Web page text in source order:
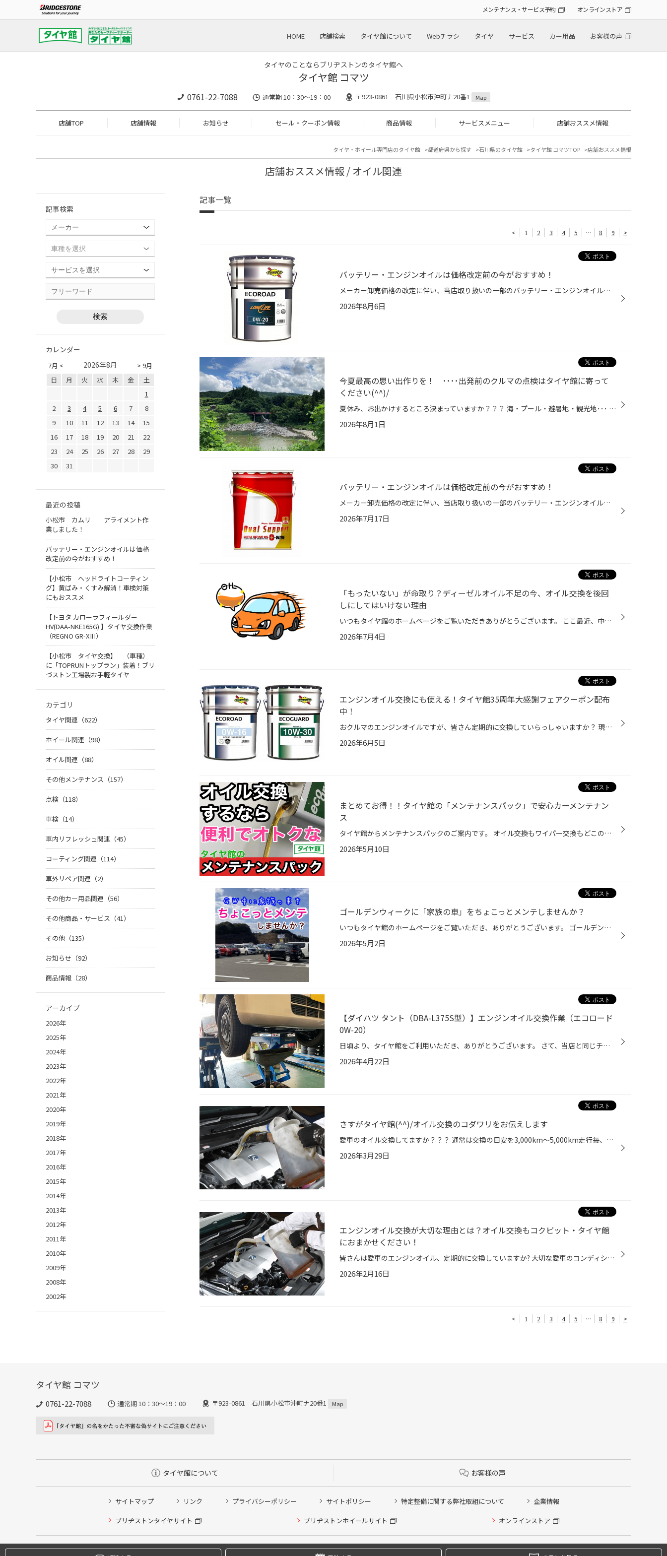
メンテナンス・サービス予約 オンラインストア
HOME 店舗検索 タイヤ館について Webチラシ タイヤ サービス カー用品 お客様の声
タイヤのことならブリヂストンのタイヤ館へ
タイヤ館 コマツ
0761-22-7088 通常期 10：30～19：00 〒923-0861 石川県小松市沖町ナ20番1 Map
店舗TOP 店舗情報 お知らせ セール・クーポン情報 商品情報 サービスメニュー 店舗おススメ情報
タイヤ・ホイール専門店のタイヤ館 都道府県から探す 石川県のタイヤ館 タイヤ館 コマツTOP 店舗おススメ情報
店舗おススメ情報 / オイル関連
記事一覧
< 1 2 3 4 5 … 8 9 >
バッテリー・エンジンオイルは価格改定前の今がおすすめ！
メーカー卸売価格の改定に伴い、当店取り扱いの一部のバッテリー・エンジンオイルの価格改定を 9/1より随時実施させていただきます。 現状の価格改定前の価格での対応については、各製品の値上がり前日までの作業実施が対象となっております。 夏休みでお出かけ予定の方や車検に向けて、そろそろ交...
2026年8月6日
今夏最高の思い出作りを！ ････出発前のクルマの点検はタイヤ館に寄って
ください(^^)/
夏休み、お出かけするところ決まっていますか？？？ 海・プール・避暑地・観光地･･･ 考えただけでワクワクが止まらないですよね(^^)/ お客様に教えていただいたオススメ観光地をピックアップしてみました。 東から 静岡県伊豆地方 白浜海岸 夏といえば「海」ですよね！？ 静岡県からは全国的にも人...
2026年8月1日
バッテリー・エンジンオイルは価格改定前の今がおすすめ！
メーカー卸売価格の改定に伴い、当店取り扱いの一部のバッテリー・エンジンオイルの価格改定を 8/1より随時実施させていただきます。 現状の価格改定前の価格での対応については、各製品の値上がり前日までの作業実施が対象となっております。 夏休みでお出かけ予定の方やそろそろ交換時期を迎えて...
2026年7月17日
「もったいない」が命取り？ディーゼルオイル不足の今、オイル交換を後回
しにしてはいけない理由
いつもタイヤ館のホームページをご覧いただきありがとうございます。 ここ最近、中東情勢の影響でエンジンオイルの供給が不足しているのはご存知でしょうか！？ 今までエンジンオイルの入荷は2～3日で入荷しておりましたが、現在は納期未定のオイルなどもございます。 そこで今回はタイヤ館からのア...
2026年7月4日
エンジンオイル交換にも使える！タイヤ館35周年大感謝フェアクーポン配布
中！
おクルマのエンジンオイルですが、皆さん定期的に交換していらっしゃいますか？ 現在、コクピット・タイヤ館では6/21(日)まで、タイヤ館35周年の大感謝キャンペーンを開催中です。 期間中にエンジンオイルなどのメンテナンス商品が10％OFFになるクーポンやウォッシャー液の 無料補充チケットなど、...
2026年6月5日
まとめてお得！！タイヤ館の「メンテナンスパック」で安心カーメンテナン
ス
タイヤ館からメンテナンスパックのご案内です。 オイル交換もワイパー交換もどこのお店にしようかな... お悩みのみなさま、ぜひ、タイヤ館をご利用ください！ タイヤ館では、カーメンテナンスをまとめてお得に交換できる「タイヤ館のメンテナンスパック」があります。 タイヤ館のメンテナンスパック...
2026年5月10日
ゴールデンウィークに「家族の車」をちょこっとメンテしませんか？
いつもタイヤ館のホームページをご覧いただき、ありがとうございます。 ゴールデンウィーク、皆さんはどのようにお過ごしですか？この連休で、久しぶりに帰省されている方もいらっしゃるのではないでしょうか？連休は、久しぶりに家族が集まる大切な時間。そんな中で、ふと気になるのが「家族の車の...
2026年5月2日
【ダイハツ タント（DBA-L375S型）】エンジンオイル交換作業（エコロード
0W-20）
日頃より、タイヤ館をご利用いただき、ありがとうございます。 さて、当店と同じチェーン店の近隣タイヤ館店舗で作業いたしましたエンジンオイル交換を ご紹介します。 （WEB掲載をご快諾いただきましたお客様！大変感謝しております。 いつもご愛顧いただき誠にありがとうございます！！） おクル...
2026年4月22日
さすがタイヤ館(^^)/オイル交換のコダワリをお伝えします
愛車のオイル交換してますか？？？ 通常は交換の目安を3,000km～5,000km走行毎、もしくは3ヶ月～6ヶ月にておすすめしています。 また、悪路や山道での運転が多かったり、年間走行距離が20,000km以上の場合、 さらには1回の走行が8km以下と短くその割合が全体の3割以上となる場合などを 「シビアコン...
2026年3月29日
エンジンオイル交換が大切な理由とは？オイル交換もコクピット・タイヤ館
におまかせください！
皆さんは愛車のエンジンオイル、定期的に交換していますか? 大切な愛車のコンディションを保つだけではなく、楽しく安全にドライブするためには 定期的なエンジンオイル交換はとても大切です。 【エンジンオイル交換しないとどうなるの？】 エンジンオイルは、エンジン内部の部品がスムーズに動くよ...
2026年2月16日
< 1 2 3 4 5 … 8 9 >
記事検索
カレンダー
7月 < > 9月
2026年8月
日 月 火 水 木 金
土
1
2
3 4 5 6 7
8
9
10 11 12 13 14
15
16
17 18 19 20 21
22
23
24 25 26 27 28
29
30
31
最近の投稿
小松市 カムリ アライメント作
業しました！
バッテリー・エンジンオイルは価格
改定前の今がおすすめ！
【小松市 ヘッドライトコーティン
グ】黄ばみ・くすみ解消！車検対策
にもおススメ
【トヨタ カローラフィールダー
HV(DAA-NKE165G) 】タイヤ交換作業
（REGNO GR-XⅢ）
【小松市 タイヤ交換】 （車種）
に「TOPRUNトップラン」装着！ブリ
づストン工場製お手軽タイヤ
カテゴリ
タイヤ関連（622）
ホイール関連（98）
オイル関連（88）
その他メンテナンス（157）
点検（118）
車検（14）
車内リフレッシュ関連（45）
コーティング関連（114）
車外リペア関連（2）
その他カー用品関連（56）
その他商品・サービス（41）
その他（135）
お知らせ（92）
商品情報（28）
アーカイブ
2026年
2025年
2024年
2023年
2022年
2021年
2020年
2019年
2018年
2017年
2016年
2015年
2014年
2013年
2012年
2011年
2010年
2009年
2008年
2002年
タイヤ館 コマツ
0761-22-7088 通常期 10：30～19：00 〒923-0861 石川県小松市沖町ナ20番1 Map
タイヤ館について お客様の声
サイトマップ リンク プライバシーポリシー サイトポリシー 特定整備に関する弊社取組について 企業情報
ブリヂストンタイヤサイト ブリヂストンホイールサイト オンラインストア
Copyright © 2024 Bridgestone Retail Co.,Ltd. All rights Reserved.
タイヤ点検・安全点検/タイヤ履き替え/オイル交換/その他ピット作業の予約
クローク契約会員専用タイヤ履き替え※タイヤ履き替えを希望のクローク契約会員の方はこちらを選択ください
本日のタイヤ履き替え順番待ち予約 ※クローク契約会員の方はご利用いただけません